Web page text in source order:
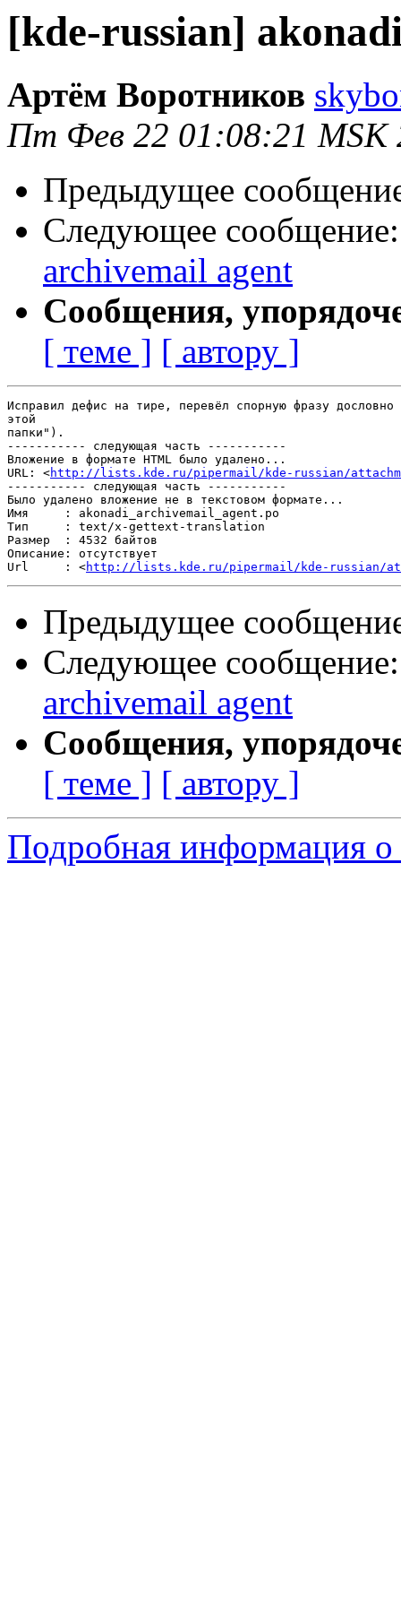
[kde-russian]
Артём Воротников
Пт Фев 22 01:08:21 MSK
Предыдущее
Следующее
archivemail agent
Сообщения,
[ теме ] [ автору ]
Исправил дефис на тире, перевёл спорную фразу
этой
папки").
----------- следующая часть -----------
Вложение в формате HTML было удалено...
URL: <http://lists.kde.ru/pipermail/kde-russian/
----------- следующая часть -----------
Было удалено вложение не в текстовом формате...
Имя     : akonadi_archivemail_agent.po
Тип     : text/x-gettext-translation
Размер  : 4532 байтов
Описание: отсутствует
Url     : <http://lists.kde.ru/pipermail/kde-russian/
Предыдущее
Следующее
archivemail agent
Сообщения,
[ теме ] [ автору ]
Подробная информация о